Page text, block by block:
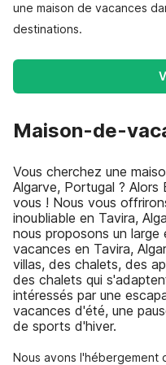
une maison de vacances
destinations.
Maison-de-
Vous cherchez une
Algarve, Portugal ?
vous ! Nous vous
inoubliable en Tavira,
nous proposons un
vacances en Tavira,
villas, des chalets, des
des chalets qui
intéressés par une
vacances d'été, une
de sports d'hiver.
Nous avons l'hébergement